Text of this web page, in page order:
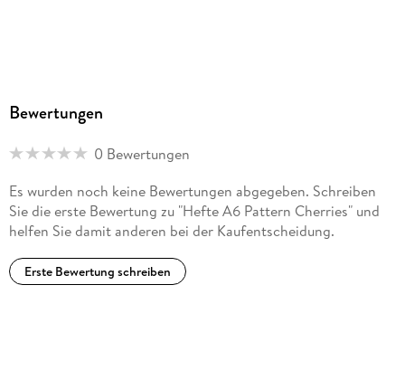
Bewertungen
0 Bewertungen
Es wurden noch keine Bewertungen abgegeben. Schreiben
Sie die erste Bewertung zu "Hefte A6 Pattern Cherries" und
helfen Sie damit anderen bei der Kaufentscheidung.
Erste Bewertung schreiben